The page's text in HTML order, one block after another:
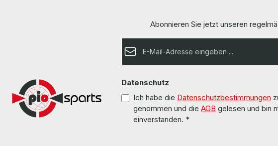
Abonnieren Sie jetzt unseren
E-Mail-Adresse*
Datenschutz
Ich habe die Datenschutzbestimmungen
genommen und die AGB gelesen und bin
einverstanden. *